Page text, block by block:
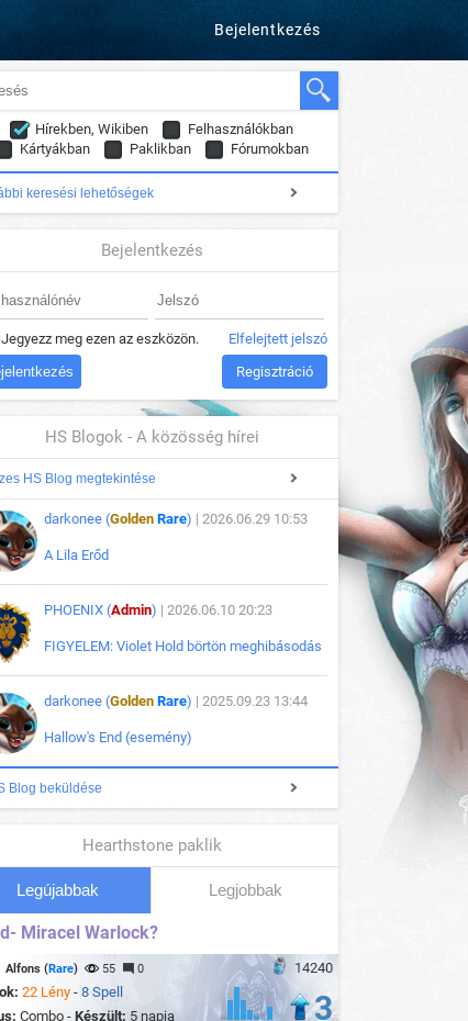
Bejelentkezés
Hírekben, Wikiben
Felhasználókban
Kártyákban
Paklikban Fórumokban
keresési lehetőségek
Bejelentkezés
Jegyezz meg ezen az eszközön. Elfelejtett jelszó
Regisztráció
HS Blogok - A közösség hírei
HS Blog megtekintése
darkonee (Golden Rare) | 2026.06.29 10:53
A Lila Erőd
PHOENIX (Admin) | 2026.06.10 20:23
FIGYELEM: Violet Hold börtön meghibásodás
darkonee (Golden Rare) | 2025.09.23 13:44
Hallow's End (esemény)
Blog beküldése
Hearthstone paklik
Legújabbak Legjobbak
Miracel Warlock?
14240
Alfons (Rare) 55 0
22 Lény - 8 Spell
Combo - Készült: 5 napja 3